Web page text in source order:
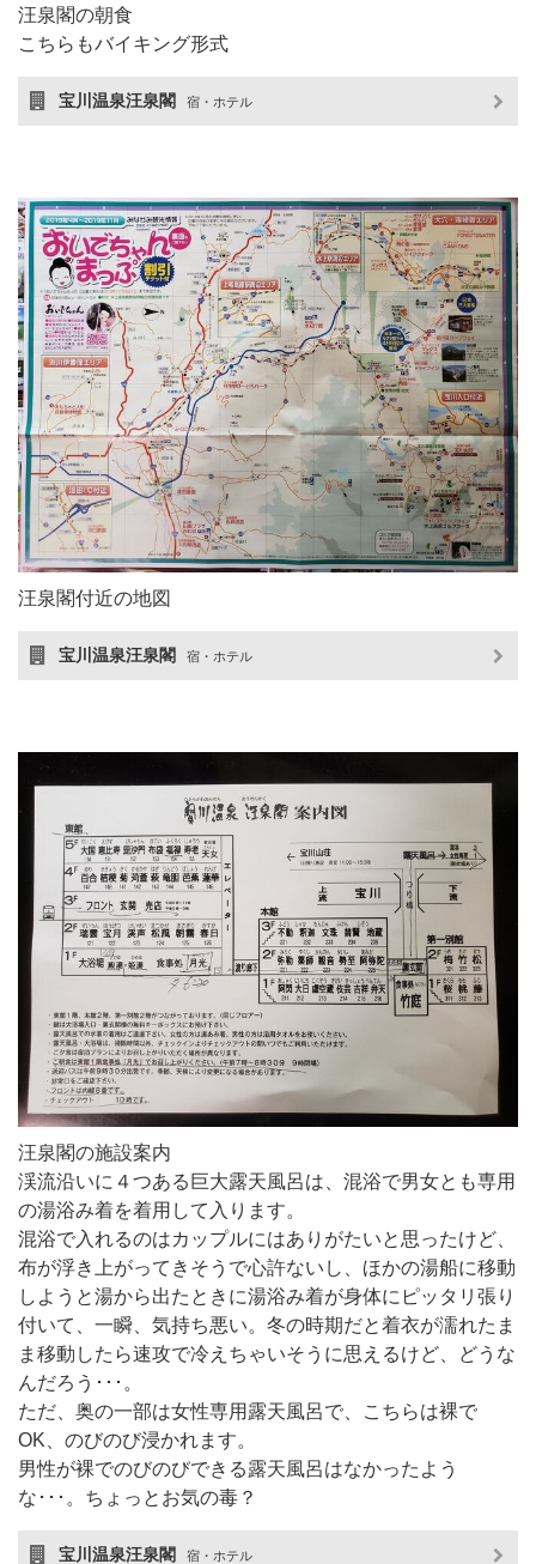
汪泉閣の朝食
こちらもバイキング形式
宝川温泉汪泉閣 宿・ホテル
汪泉閣付近の地図
宝川温泉汪泉閣 宿・ホテル
汪泉閣の施設案内
渓流沿いに４つある巨大露天風呂は、混浴で男女とも専用
の湯浴み着を着用して入ります。
混浴で入れるのはカップルにはありがたいと思ったけど、
布が浮き上がってきそうで心許ないし、ほかの湯船に移動
しようと湯から出たときに湯浴み着が身体にピッタリ張り
付いて、一瞬、気持ち悪い。冬の時期だと着衣が濡れたま
ま移動したら速攻で冷えちゃいそうに思えるけど、どうな
んだろう･･･。
ただ、奥の一部は女性専用露天風呂で、こちらは裸で
OK、のびのび浸かれます。
男性が裸でのびのびできる露天風呂はなかったよう
な･･･。ちょっとお気の毒？
宝川温泉汪泉閣 宿・ホテル